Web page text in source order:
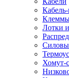
Клеммы
Лотки
Хомут-